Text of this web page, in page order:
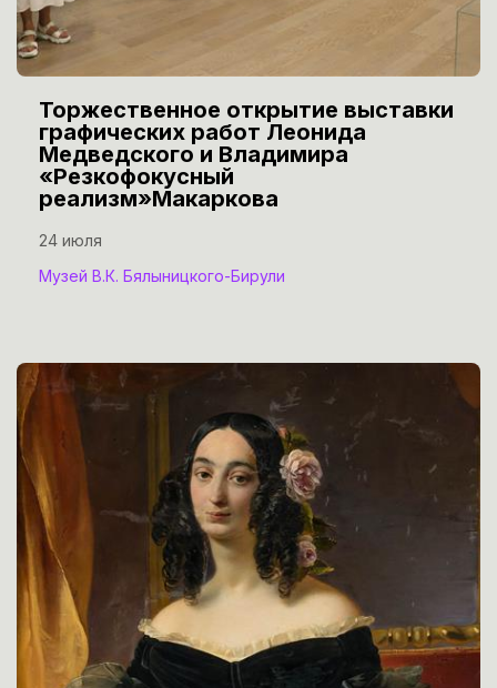
Торжественное открытие выставки
графических работ Леонида
Медведского и Владимира
«Резкофокусный
реализм»Макаркова
24 июля
Музей В.К. Бялыницкого-Бирули